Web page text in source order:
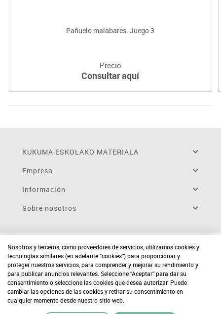
Pañuelo malabares. Juego 3
Precio
Consultar aquí
KUKUMA ESKOLAKO MATERIALA
Empresa
Información
Sobre nosotros
Nosotros y terceros, como proveedores de servicios, utilizamos cookies y
tecnologías similares (en adelante “cookies”) para proporcionar y
proteger nuestros servicios, para comprender y mejorar su rendimiento y
para publicar anuncios relevantes. Seleccione “Aceptar” para dar su
consentimiento o seleccione las cookies que desea autorizar. Puede
cambiar las opciones de las cookies y retirar su consentimiento en
cualquier momento desde nuestro sitio web.